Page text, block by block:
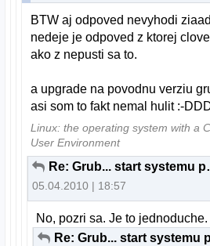
BTW aj odpoved nevyhodi
nedeje je odpoved z ktorej
ako z nepusti sa to.
a upgrade na povodnu verziu
asi som to fakt nemal hulit :-
Linux: the operating system with a
User Environment
Re:
05.04.2010 | 18:57
No, pozri sa. Je to jednoduche.